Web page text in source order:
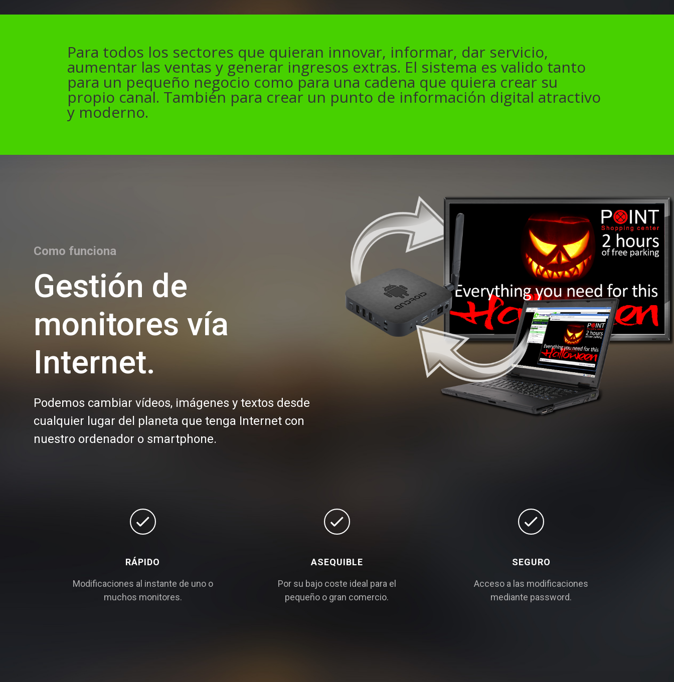
Para todos los sectores que quieran innovar, informar, dar servicio,
aumentar las ventas y generar ingresos extras. El sistema es valido tanto
para un pequeño negocio como para una cadena que quiera crear su
propio canal. También para crear un punto de información digital atractivo
y moderno.
Como funciona
Gestión de
monitores vía
Internet.
Podemos cambiar vídeos, imágenes y textos desde
cualquier lugar del planeta que tenga Internet con
nuestro ordenador o smartphone.
RÁPIDO
Modificaciones al instante de uno o
muchos monitores.
ASEQUIBLE
Por su bajo coste ideal para el
pequeño o gran comercio.
SEGURO
Acceso a las modificaciones
mediante password.